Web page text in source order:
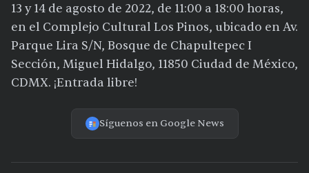
13 y 14 de agosto de 2022, de 11:00 a 18:00 horas,
en el Complejo Cultural Los Pinos, ubicado en Av.
Parque Lira S/N, Bosque de Chapultepec I
Sección, Miguel Hidalgo, 11850 Ciudad de México,
CDMX. ¡Entrada libre!
Síguenos en Google News